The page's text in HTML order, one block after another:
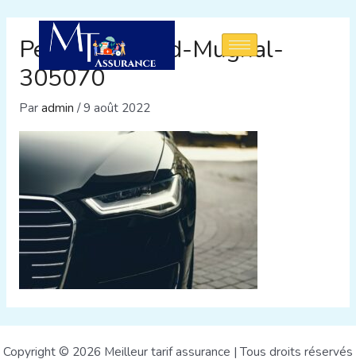
Pexels-Sarmad-Mughal-
305070
Paradmin /9 août 2022
Copyright © 2026 Meilleur tarif assurance | Tous droits réservés